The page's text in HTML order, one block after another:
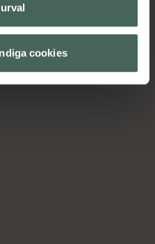
cookies